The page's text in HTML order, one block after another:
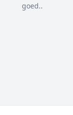
goed..